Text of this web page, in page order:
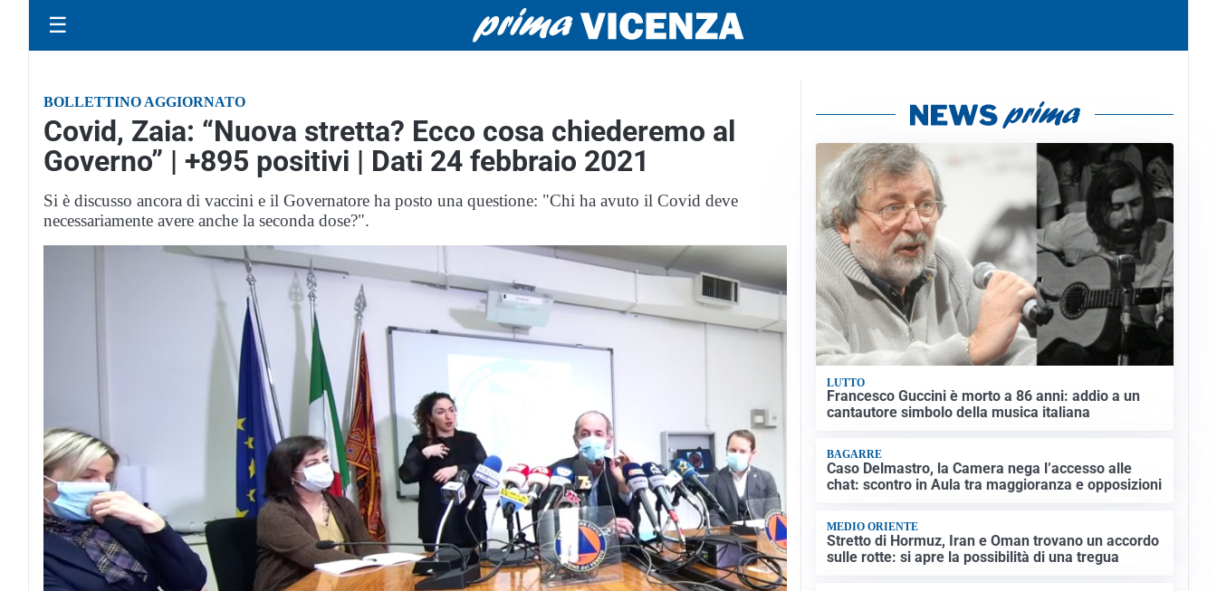
☰
BOLLETTINO AGGIORNATO
Covid, Zaia: “Nuova stretta? Ecco cosa chiederemo al
Governo” | +895 positivi | Dati 24 febbraio 2021
Si è discusso ancora di vaccini e il Governatore ha posto una questione: "Chi ha avuto il Covid deve
necessariamente avere anche la seconda dose?".
LUTTO
Francesco Guccini è morto a 86 anni: addio a un
cantautore simbolo della musica italiana
BAGARRE
Caso Delmastro, la Camera nega l’accesso alle
chat: scontro in Aula tra maggioranza e opposizioni
MEDIO ORIENTE
Stretto di Hormuz, Iran e Oman trovano un accordo
sulle rotte: si apre la possibilità di una tregua